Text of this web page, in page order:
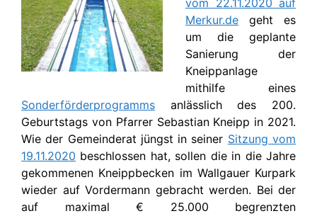
vom 22.11.2020 auf
Merkur.de geht es
um die geplante
Sanierung der
Kneippanlage
mithilfe eines
Sonderförderprogramms anlässlich des 200.
Geburtstags von Pfarrer Sebastian Kneipp in 2021.
Wie der Gemeinderat jüngst in seiner Sitzung vom
19.11.2020 beschlossen hat, sollen die in die Jahre
gekommenen Kneippbecken im Wallgauer Kurpark
wieder auf Vordermann gebracht werden. Bei der
auf maximal € 25.000 begrenzten